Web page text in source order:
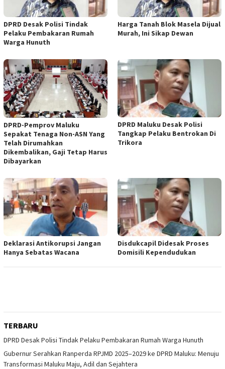
DPRD Desak Polisi Tindak
Pelaku Pembakaran Rumah
Warga Hunuth
Harga Tanah Blok Masela Dijual
Murah, Ini Sikap Dewan
DPRD-Pemprov Maluku
Sepakat Tenaga Non-ASN Yang
Telah Dirumahkan
Dikembalikan, Gaji Tetap Harus
Dibayarkan
DPRD Maluku Desak Polisi
Tangkap Pelaku Bentrokan Di
Trikora
Deklarasi Antikorupsi Jangan
Hanya Sebatas Wacana
Disdukcapil Didesak Proses
Domisili Kependudukan
TERBARU
DPRD Desak Polisi Tindak Pelaku Pembakaran Rumah Warga Hunuth
Gubernur Serahkan Ranperda RPJMD 2025–2029 ke DPRD Maluku: Menuju
Transformasi Maluku Maju, Adil dan Sejahtera